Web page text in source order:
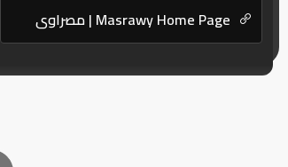
Masrawy Home Page | مصراوي